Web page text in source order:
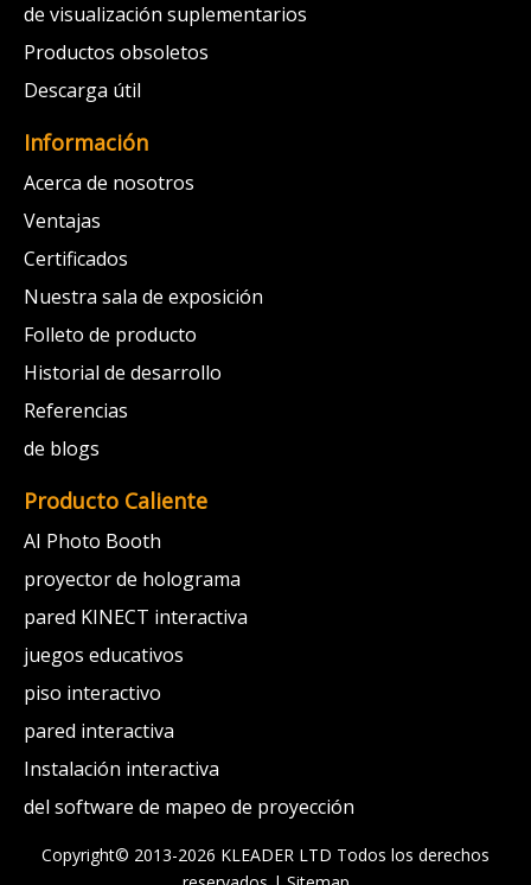
de visualización suplementarios
Productos obsoletos
Descarga útil
Información
Acerca de nosotros
Ventajas
Certificados
Nuestra sala de exposición
Folleto de producto
Historial de desarrollo
Referencias
de blogs
Producto Caliente
AI Photo Booth
proyector de holograma
pared KINECT interactiva
juegos educativos
piso interactivo
pared interactiva
Instalación interactiva
del software de mapeo de proyección
Copyright© 2013-2026 KLEADER LTD Todos los derechos